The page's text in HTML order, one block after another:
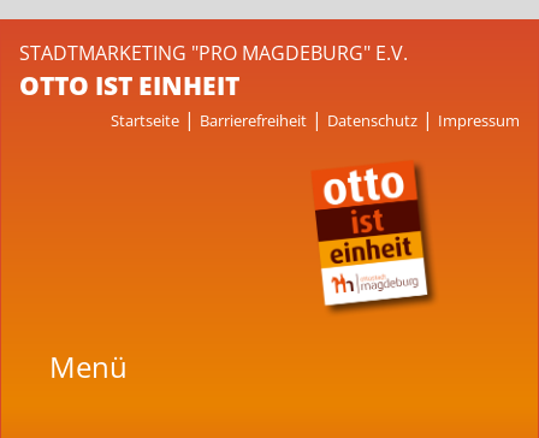
STADTMARKETING "PRO MAGDEBURG" E.V.
OTTO IST EINHEIT
Startseite | Barrierefreiheit | Datenschutz | Impressum
Menü